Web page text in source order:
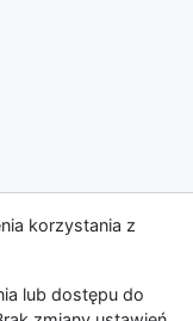
korzystania z
lub dostępu do